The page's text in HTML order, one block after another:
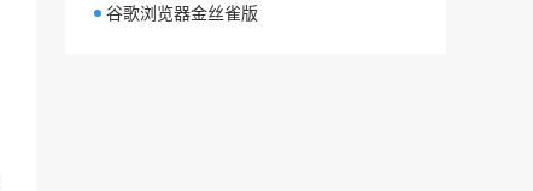
谷歌浏览器金丝雀版